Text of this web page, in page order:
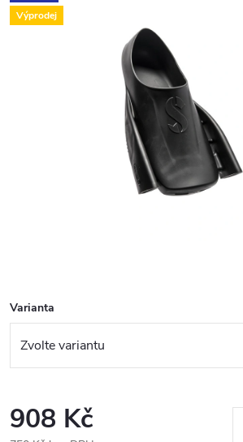
Výprodej
Varianta
908 Kč